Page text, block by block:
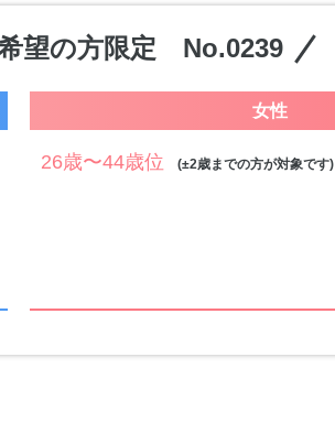
望の方限定 No.0239
女性
26歳〜44歳位 (±2歳までの方が対象です)